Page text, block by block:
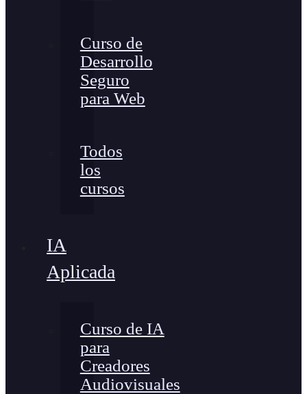
Curso de
Desarrollo
Seguro
para Web
Todos
los
cursos
IA
Aplicada
Curso de IA
para
Creadores
Audiovisuales